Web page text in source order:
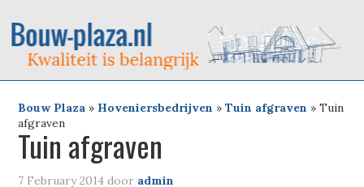
Bouw Plaza » Hoveniersbedrijven »Tuin afgraven »Tuin
afgraven
Tuin afgraven
7 February 2014 door admin